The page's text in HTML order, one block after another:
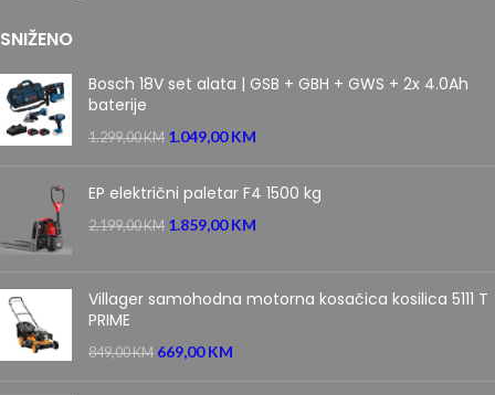
SNIŽENO
Bosch 18V set alata | GSB + GBH + GWS + 2x 4.0Ah
baterije
1.299,00KM 1.049,00KM
EP električni paletar F4 1500 kg
2.199,00KM 1.859,00KM
Villager samohodna motorna kosačica kosilica 5111 T
PRIME
849,00KM 669,00KM